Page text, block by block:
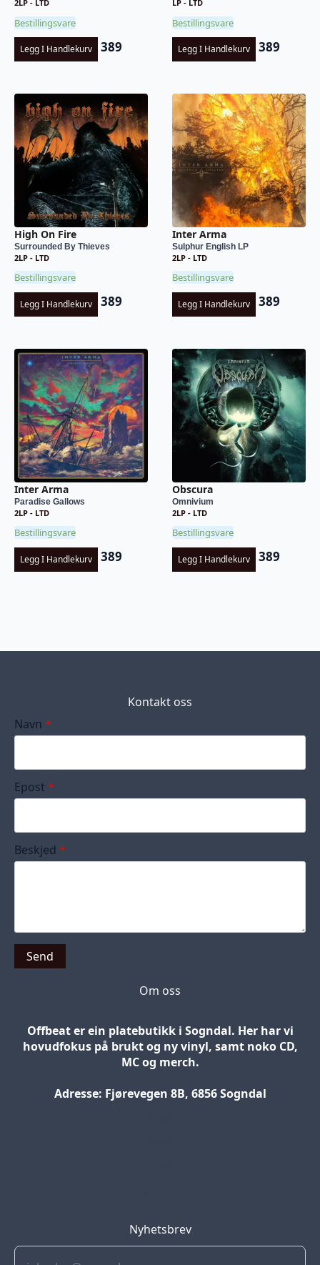
2LP - LTD
Bestillingsvare
Legg I Handlekurv 389
LP - LTD
Bestillingsvare
Legg I Handlekurv 389
High On Fire
Surrounded By Thieves
2LP - LTD
Bestillingsvare
Legg I Handlekurv 389
Inter Arma
Sulphur English LP
2LP - LTD
Bestillingsvare
Legg I Handlekurv 389
Inter Arma
Paradise Gallows
2LP - LTD
Bestillingsvare
Legg I Handlekurv 389
Obscura
Omnivium
2LP - LTD
Bestillingsvare
Legg I Handlekurv 389
Kontakt oss
Navn *
Epost *
Beskjed *
Send
Om oss
Offbeat er ein platebutikk i Sogndal. Her har vi
hovudfokus på brukt og ny vinyl, samt noko CD,
MC og merch.
Adresse: Fjørevegen 8B, 6856 Sogndal
Nyhetsbrev